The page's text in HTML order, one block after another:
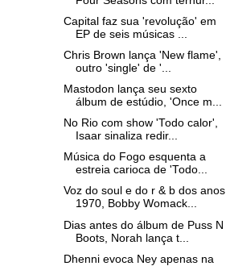
Capital faz sua 'revolução' em
EP de seis músicas ...
Chris Brown lança 'New flame',
outro 'single' de '...
Mastodon lança seu sexto
álbum de estúdio, 'Once m...
No Rio com show 'Todo calor',
Isaar sinaliza redir...
Música do Fogo esquenta a
estreia carioca de 'Todo...
Voz do soul e do r & b dos anos
1970, Bobby Womack...
Dias antes do álbum de Puss N
Boots, Norah lança t...
Dhenni evoca Ney apenas na